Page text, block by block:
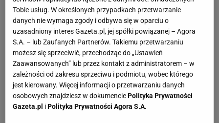
częstochowianie rywalizowali wturnieju
ćwierćfinałowym Pile, gdzie odnieśli komplet
zwycięstw i z pierwszej pozycji awansowali do
półfinału. W Pile wystąpiła młodsza cześć drużyny,
która występuje również w II lidze. Starsizawodnicy
rozegrali sparing w Kluczborku, który był dla nich
sprawdzianem przed pierwszą rundą play off o awas
Tobie usług. W określonych przypadkach przetwarzanie
danych nie wymaga zgody i odbywa się w oparciu o
uzasadniony interes Gazeta.pl, jej spółki powiązanej – Agora
S.A. – lub Zaufanych Partnerów. Takiemu przetwarzaniu
możesz się sprzeciwić, przechodząc do „Ustawień
Zaawansowanych” lub przez kontakt z administratorem – w
zależności od zakresu sprzeciwu i podmiotu, wobec którego
jest kierowany. Więcej informacji o przetwarzaniu danych
osobowych znajdziesz w dokumenciePolityka Prywatności
Gazeta.pl iPolityka Prywatności Agora S.A.